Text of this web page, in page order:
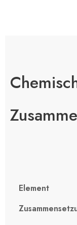
Element